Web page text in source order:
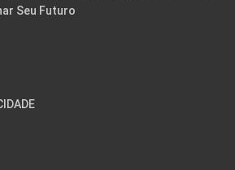
Seu Futuro